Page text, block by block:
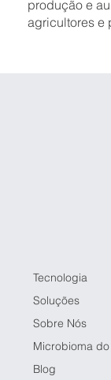
produção e
agricultores e
Tecnologia
Soluções
Sobre Nós
Microbioma
Blog